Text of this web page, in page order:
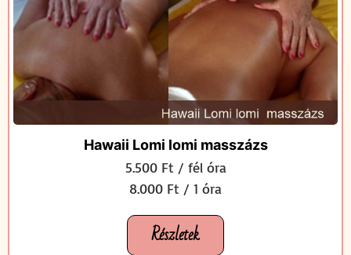
Hawaii Lomi lomi masszázs
5.500 Ft / fél óra
8.000 Ft / 1 óra
Részletek